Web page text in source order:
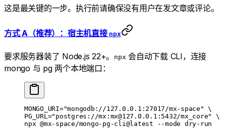
这是最关键的一步。执行前请确保没有用户在发文章或评论。
方式 A（推荐）：宿主机直接 npx
要求服务器装了 Node.js 22+。 npx 会自动下载 CLI，连接
mongo 与 pg 两个本地端口：
MONGO_URI="mongodb://127.0.0.1:27017/mx-space" \
PG_URL="postgres://mx:mx@127.0.0.1:5432/mx_core"
\
npx @mx-space/mongo-pg-cli@latest --mode dry-run